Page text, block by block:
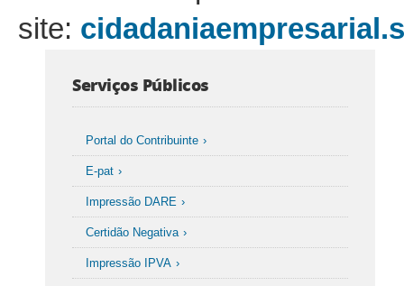
site:
Serviços Públicos
Portal do Contribuinte
E-pat
Impressão DARE
Certidão Negativa
Impressão IPVA